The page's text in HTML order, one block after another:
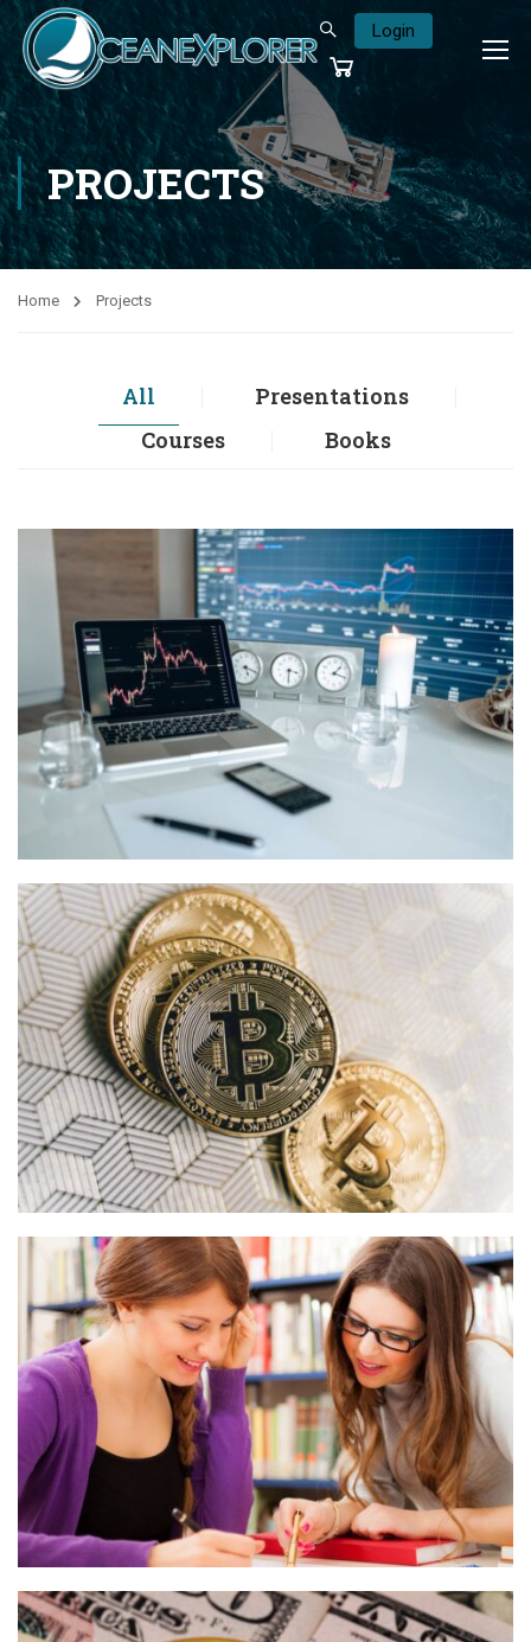
Login
PROJECTS
Home Projects
All
Presentations
Courses
Books